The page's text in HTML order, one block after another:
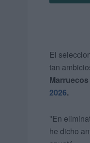
El
tan
Marruecos
2026.
"En
he dicho